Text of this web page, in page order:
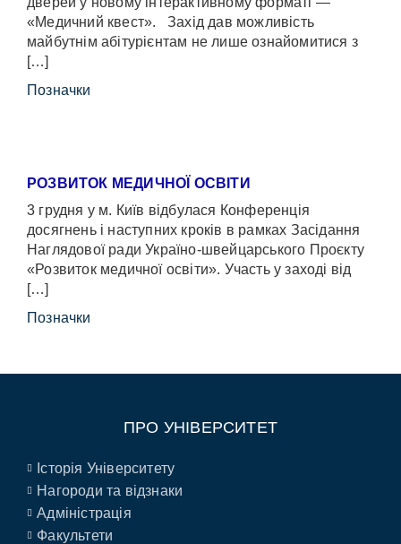
«Медичний квест». Захід дав можливість
майбутнім абітурієнтам не лише ознайомитися з
[…]
Позначки
РОЗВИТОК МЕДИЧНОЇ ОСВІТИ
3 грудня у м. Київ відбулася Конференція
досягнень і наступних кроків в рамках Засідання
Наглядової ради Україно-швейцарського Проєкту
«Розвиток медичної освіти». Участь у заході від
[…]
Позначки
ПРО УНІВЕРСИТЕТ
Історія Університету
Нагороди та відзнаки
Адміністрація
Факультети